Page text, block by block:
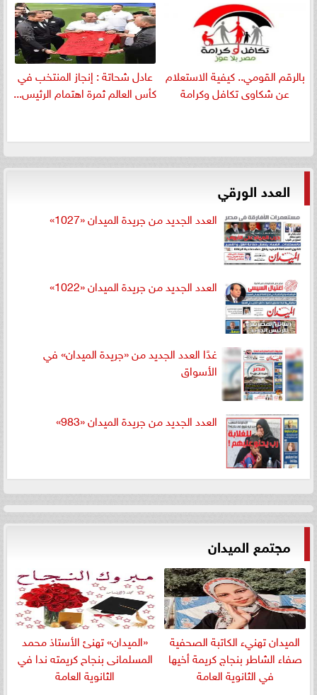
بالرقم القومي.. كيفية الاستعلام
عن شكاوى تكافل وكرامة
عادل شحاتة : إنجاز المنتخب في
كأس العالم ثمرة اهتمام الرئيس...
العدد الورقي
العدد الجديد من جريدة الميدان «1027»
العدد الجديد من جريدة الميدان «1022»
غدًا العدد الجديد من «جريدة الميدان» في
الأسواق
العدد الجديد من جريدة الميدان «983»
مجتمع الميدان
الميدان تهنيء الكاتبة الصحفية
صفاء الشاطر بنجاج كريمة أخيها
في الثانوية العامة
«الميدان» تهنئ الأستاذ محمد
المسلمانى بنجاح كريمته ندا في
الثانوية العامة